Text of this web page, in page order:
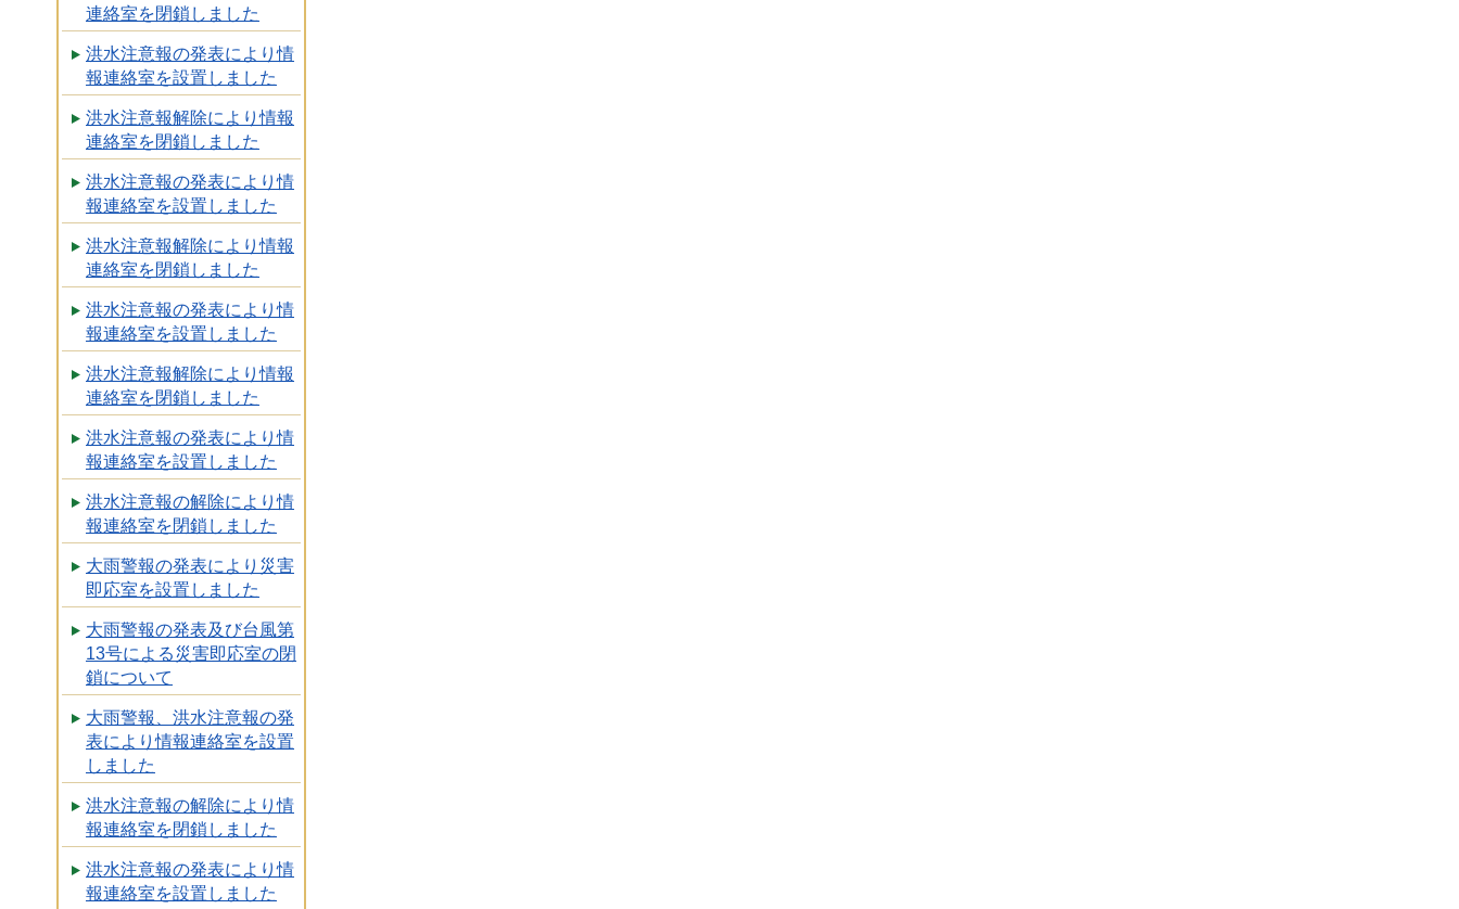
連絡室を閉鎖しました
洪水注意報の発表により情
報連絡室を設置しました
洪水注意報解除により情報
連絡室を閉鎖しました
洪水注意報の発表により情
報連絡室を設置しました
洪水注意報解除により情報
連絡室を閉鎖しました
洪水注意報の発表により情
報連絡室を設置しました
洪水注意報解除により情報
連絡室を閉鎖しました
洪水注意報の発表により情
報連絡室を設置しました
洪水注意報の解除により情
報連絡室を閉鎖しました
大雨警報の発表により災害
即応室を設置しました
大雨警報の発表及び台風第
13号による災害即応室の閉
鎖について
大雨警報、洪水注意報の発
表により情報連絡室を設置
しました
洪水注意報の解除により情
報連絡室を閉鎖しました
洪水注意報の発表により情
報連絡室を設置しました